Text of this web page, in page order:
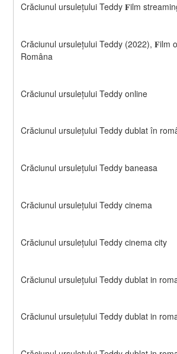
Crăciunul ursulețului Teddy 𝐅ilm
Crăciunul ursulețului Teddy (2022), 𝐅ilm
Româna
Crăciunul ursulețului Teddy online
Crăciunul ursulețului Teddy dublat în
Crăciunul ursulețului Teddy baneasa
Crăciunul ursulețului Teddy cinema
Crăciunul ursulețului Teddy cinema city
Crăciunul ursulețului Teddy dublat in
Crăciunul ursulețului Teddy dublat in